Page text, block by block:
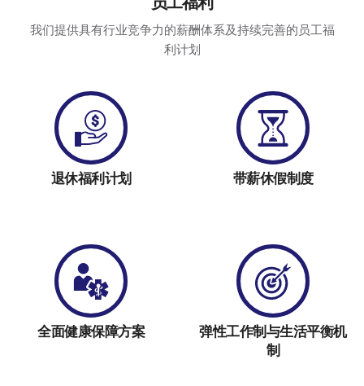
我们提供具有行业竞争力的薪酬体系及持续完善的员工福
利计划
退休福利计划 带薪休假制度
全面健康保障方案
弹性工作制与生活平衡机
制